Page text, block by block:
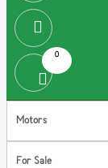
0
Motors
For Sale